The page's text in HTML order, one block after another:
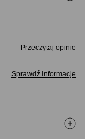
Przeczytaj opinie
Sprawdź informacje